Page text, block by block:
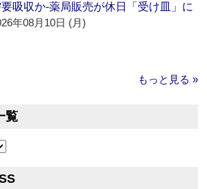
吸収か‐薬局販売が休日「受け皿」に
年08月10日 (月)
もっと見る »
覧